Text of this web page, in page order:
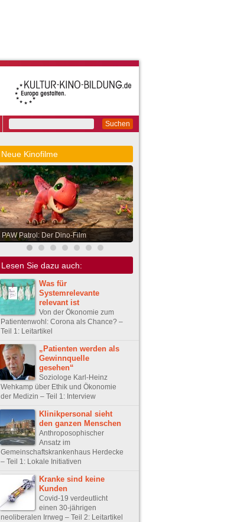
Suchen
Neue Kinofilme
PAW Patrol: Der Dino-Film
Lesen Sie dazu auch:
Was für
Systemrelevante
relevant ist
Von der Ökonomie zum
Patientenwohl: Corona als Chance? –
Teil 1: Leitartikel
„Patienten werden als
Gewinnquelle
gesehen“
Soziologe Karl-Heinz
Wehkamp über Ethik und Ökonomie
der Medizin – Teil 1: Interview
Klinikpersonal sieht
den ganzen Menschen
Anthroposophischer
Ansatz im
Gemeinschaftskrankenhaus Herdecke
– Teil 1: Lokale Initiativen
Kranke sind keine
Kunden
Covid-19 verdeutlicht
einen 30-jährigen
neoliberalen Irrweg – Teil 2: Leitartikel